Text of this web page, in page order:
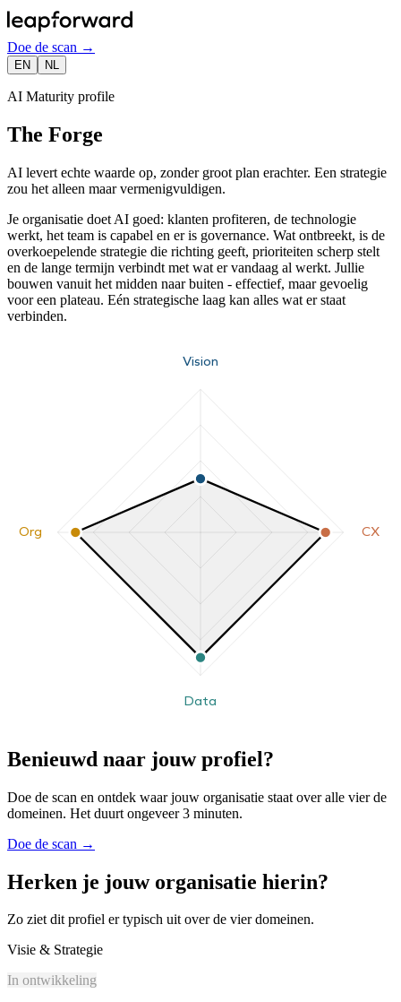
Doe de scan →
EN NL
AI Maturity profile
The Forge
AI levert echte waarde op, zonder groot plan erachter. Een strategie
zou het alleen maar vermenigvuldigen.
Je organisatie doet AI goed: klanten profiteren, de technologie
werkt, het team is capabel en er is governance. Wat ontbreekt, is de
overkoepelende strategie die richting geeft, prioriteiten scherp stelt
en de lange termijn verbindt met wat er vandaag al werkt. Jullie
bouwen vanuit het midden naar buiten - effectief, maar gevoelig
voor een plateau. Eén strategische laag kan alles wat er staat
verbinden.
Vision
CX
Data
Org
Benieuwd naar jouw profiel?
Doe de scan en ontdek waar jouw organisatie staat over alle vier de
domeinen. Het duurt ongeveer 3 minuten.
Doe de scan →
Herken je jouw organisatie hierin?
Zo ziet dit profiel er typisch uit over de vier domeinen.
Visie & Strategie
In ontwikkeling